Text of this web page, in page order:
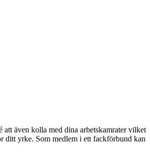
även kolla med dina arbetskamrater vilket
ditt yrke. Som medlem i ett fackförbund kan